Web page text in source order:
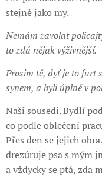
stejně jako my.
Nemám zavolat
to zdá nějak výživnější.
Prosim tě, dyť je to furt
synem, a byli úplně v
Naši sousedi. Bydlí
co podle oblečení
Přes den se jejich
drezúruje psa s mým
a vždycky se ptá, zda